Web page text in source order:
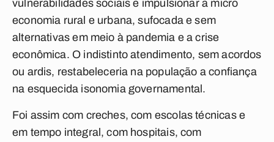
vulnerabilidades sociais e impulsionar a micro
economia rural e urbana, sufocada e sem
alternativas em meio à pandemia e a crise
econômica. O indistinto atendimento, sem acordos
ou ardis, restabeleceria na população a confiança
na esquecida isonomia governamental.
Foi assim com creches, com escolas técnicas e
em tempo integral, com hospitais, com